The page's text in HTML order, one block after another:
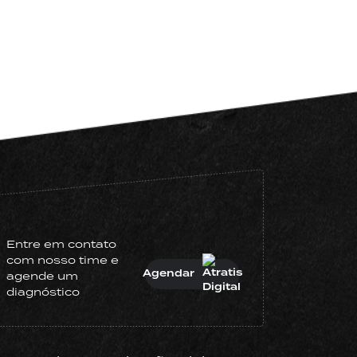
Entre em contato
com nosso time e
agende um
diagnóstico
Agendar